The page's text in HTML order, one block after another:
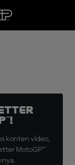
konten video,
MotoGP™